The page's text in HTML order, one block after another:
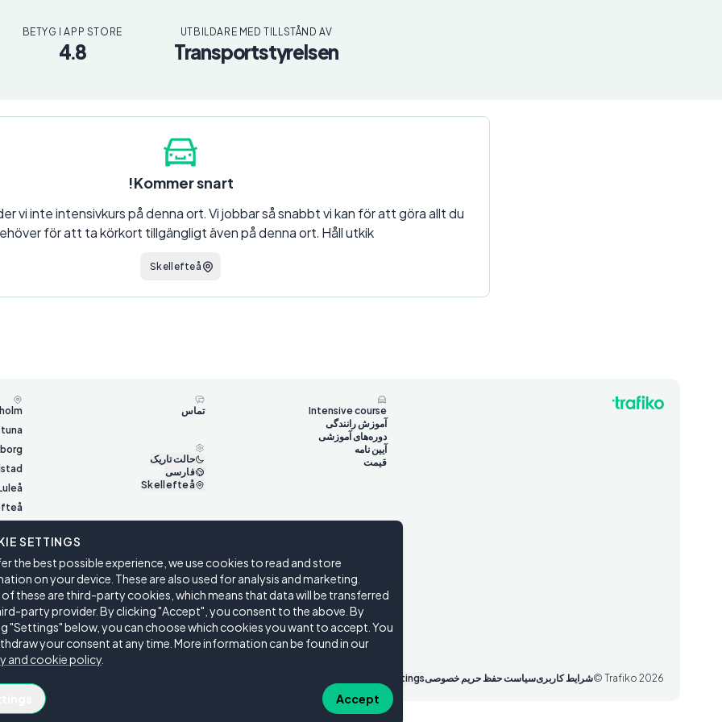
BETYG I APP STORE
4.8
UTBILDARE MED TILLSTÅND AV
Transportstyrelsen
Kommer snart!
vi inte intensivkurs på denna ort. Vi jobbar så snabbt vi kan för att göra allt du
för att ta körkort tillgängligt även på denna ort. Håll utkik!
Skellefteå
Intensive course
آموزش رانندگی
دوره‌های آموزشی
آیین نامه
قیمت
تماس
حالت تاریک
فارسی
Skellefteå
© Trafiko 2026 شرایط کاربریسیاست حفظ حریم خصوصیCookie Settings
SETTINGS
the best possible experience, we use cookies to read and store
on your device. These are also used for analysis and marketing.
these are third-party cookies, which means that data will be transferred
party provider. By clicking "Accept", you consent to the above. By
"Settings" below, you can choose which cookies you want to accept. You
your consent at any time. More information can be found in our
and cookie policy.
Accept